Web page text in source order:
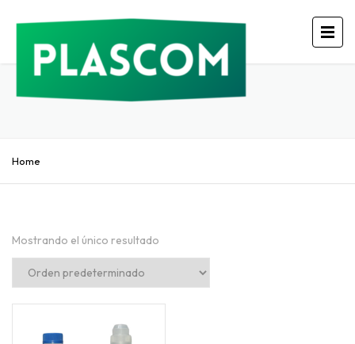
Home
Mostrando el único resultado